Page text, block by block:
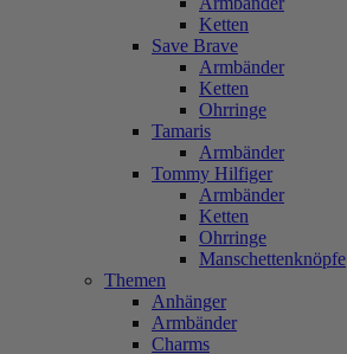
Ketten
Save Brave
Armbänder
Ketten
Ohrringe
Tamaris
Armbänder
Tommy Hilfiger
Armbänder
Ketten
Ohrringe
Manschettenknöpfe
Themen
Anhänger
Armbänder
Charms